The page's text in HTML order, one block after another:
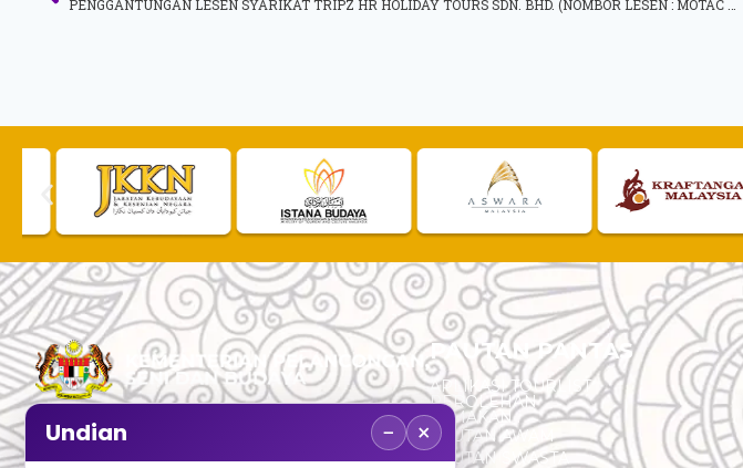
No. 2, Menara 1, Jalan P5/6, Presint 5,
PAUTAN PANTAS
APLIKASI TOURLIST
PEROLEHAN
SEMAKAN
PAUTAN AWAM
PAUTAN SWASTA
Undian − ×